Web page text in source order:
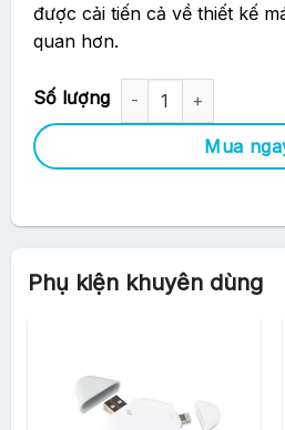
được cải tiến cả về thiết kế
quan hơn.
Máy ảnh Canon EOS R6 MARK II
Mua
Phụ kiện khuyên dùng